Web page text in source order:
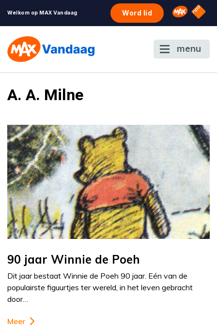
Welkom op MAX Vandaag Word lid Omroep
NPO
menu
A. A. Milne
90 jaar Winnie de Poeh
Dit jaar bestaat Winnie de Poeh 90 jaar. Eén van de
populairste figuurtjes ter wereld, in het leven gebracht
door…
Meer